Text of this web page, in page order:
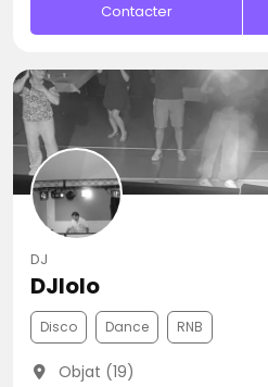
Contacter
DJ
DJlolo
Disco Dance RNB
Objat (19)